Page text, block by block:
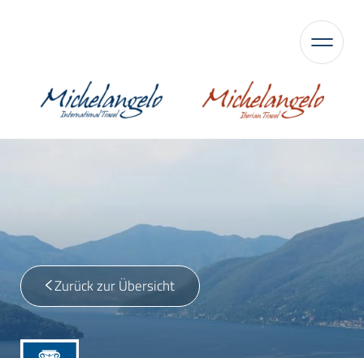
Zurück zur Übersicht